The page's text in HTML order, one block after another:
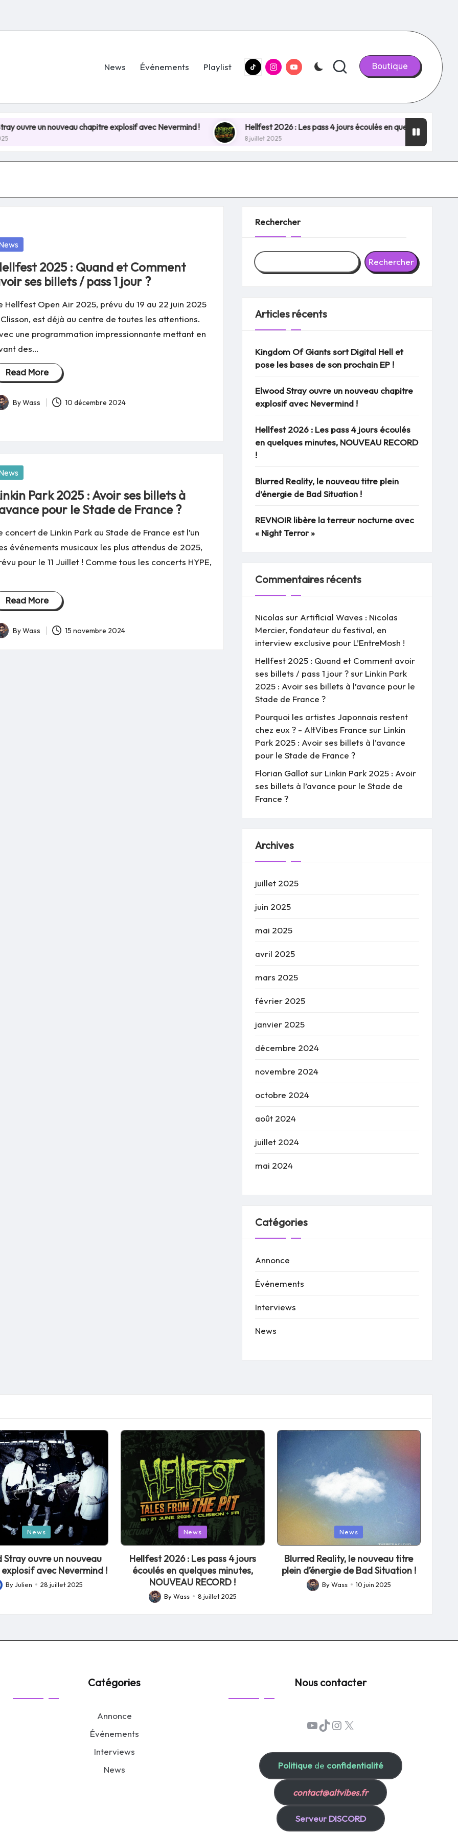
News
Événements Playlist tiktok.comInstagram.com
youtube.com Boutique
nouveau chapitre explosif avec Nevermind ! Hellfest 2026 : Les pass 4 jours écoulés en quelques minutes,
8 juillet 2025
2025 : Quand et Comment
ses billets / pass 1 jour ?
Hellfest Open Air 2025, prévu du 19 au 22 juin 2025
est déjà au centre de toutes les attentions.
une programmation impressionnante mettant en
des…
Read More
ByWass 10 décembre 2024
Park 2025 : Avoir ses billets à
pour le Stade de France ?
concert de Linkin Park au Stade de France est l’un
événements musicaux les plus attendus de 2025,
pour le 11 Juillet ! Comme tous les concerts HYPE,
Read More
ByWass 15 novembre 2024
Rechercher
Rechercher
Articles récents
Kingdom Of Giants sort Digital Hell et
pose les bases de son prochain EP !
Elwood Stray ouvre un nouveau chapitre
explosif avec Nevermind !
Hellfest 2026 : Les pass 4 jours écoulés
en quelques minutes, NOUVEAU RECORD
!
Blurred Reality, le nouveau titre plein
d’énergie de Bad Situation !
REVNOIR libère la terreur nocturne avec
« Night Terror »
Commentaires récents
Nicolas sur Artificial Waves : Nicolas
Mercier, fondateur du festival, en
interview exclusive pour L’EntreMosh !
Hellfest 2025 : Quand et Comment avoir
ses billets / pass 1 jour ?sur Linkin Park
2025 : Avoir ses billets à l’avance pour le
Stade de France ?
Pourquoi les artistes Japonnais restent
chez eux ? - AltVibes France sur Linkin
Park 2025 : Avoir ses billets à l’avance
pour le Stade de France ?
Florian Gallotsur Linkin Park 2025 : Avoir
ses billets à l’avance pour le Stade de
France ?
Archives
juillet 2025
juin 2025
mai 2025
avril 2025
mars 2025
février 2025
janvier 2025
décembre 2024
novembre 2024
octobre 2024
août 2024
juillet 2024
mai 2024
Catégories
Annonce
Événements
Interviews
News
News
Stray ouvre un nouveau
avec Nevermind !
ByJulien 28 juillet 2025
Posted
in
News
Hellfest 2026 : Les pass 4 jours
écoulés en quelques minutes,
NOUVEAU RECORD !
Posted
ByWass 8 juillet 2025
in
News
Blurred Reality, le nouveau titre
plein d’énergie de Bad Situation !
Posted
ByWass 10 juin 2025
Catégories
Annonce
Événements
Interviews
News
Nous contacter
YouTube
TikTok
Instagram
X
Politique de confidentialité
contact@altvibes.fr
Serveur DISCORD